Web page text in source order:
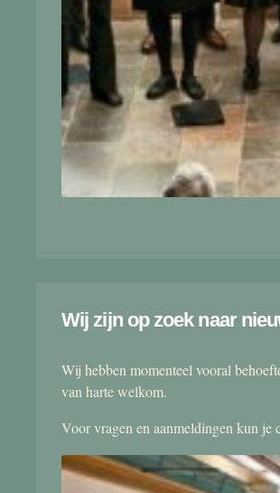
Wij zijn op zoek naar
Wij hebben momenteel vooral
van harte welkom.
Voor vragen en aanmeldingen kun je